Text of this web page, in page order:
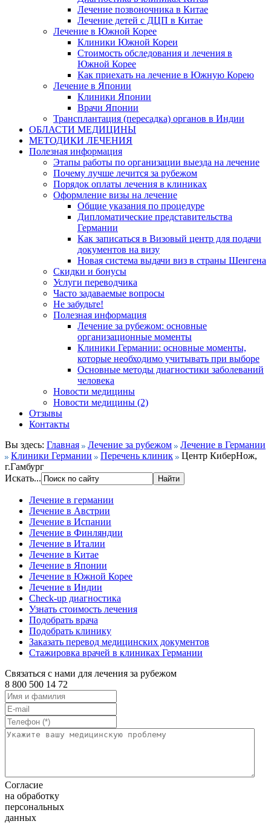
Лечение позвоночника в Китае
Лечение детей с ДЦП в Китае
Лечение в Южной Корее
Клиники Южной Кореи
Стоимость обследования и лечения в
Южной Корее
Как приехать на лечение в Южную Корею
Лечение в Японии
Клиники Японии
Врачи Японии
Трансплантация (пересадка) органов в Индии
ОБЛАСТИ МЕДИЦИНЫ
МЕТОДИКИ ЛЕЧЕНИЯ
Полезная информация
Этапы работы по организации выезда на лечение
Почему лучше лечится за рубежом
Порядок оплаты лечения в клиниках
Оформление визы на лечение
Общие указания по процедуре
Дипломатические представительства
Германии
Как записаться в Визовый центр для подачи
документов на визу
Новая система выдачи виз в страны Шенгена
Скидки и бонусы
Услуги переводчика
Часто задаваемые вопросы
Не забудьте!
Полезная информация
Лечение за рубежом: основные
организационные моменты
Клиники Германии: основные моменты,
которые необходимо учитывать при выборе
Основные методы диагностики заболеваний
человека
Новости медицины
Новости медицины (2)
Отзывы
Контакты
Вы здесь: Главная Лечение за рубежом
Лечение в Германии
Клиники Германии
Перечень клиник
Центр КиберНож,
г.Гамбург
Искать...
Лечение в германии
Лечение в Австрии
Лечение в Испании
Лечение в Финляндии
Лечение в Италии
Лечение в Китае
Лечение в Японии
Лечение в Южной Корее
Лечение в Индии
Check-up диагностика
Узнать стоимость лечения
Подобрать врача
Подобрать клинику
Заказать перевод медицинских документов
Стажировка врачей в клиниках Германии
Связаться с нами для лечения за рубежом
8 800 500 14 72
Согласие
на обработку
персональных
данных